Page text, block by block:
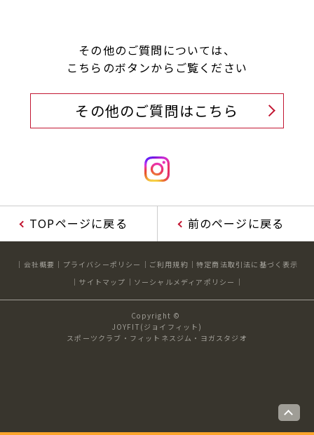
その他のご質問については、
こちらのボタンからご覧ください
その他のご質問はこちら
TOPページに戻る 前のページに戻る
会社概要 プライバシーポリシー ご利用規約
特定商法取引法に基づく表示
サイトマップ
ソーシャルメディアポリシー
Copyright ©
JOYFIT(ジョイフィット)
スポーツクラブ・フィットネスジム・ヨガスタジオ